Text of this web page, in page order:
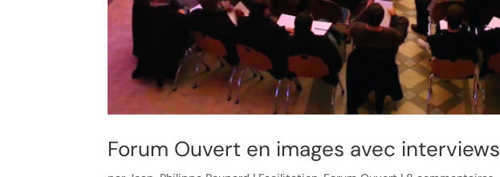
Forum Ouvert en images avec interviews